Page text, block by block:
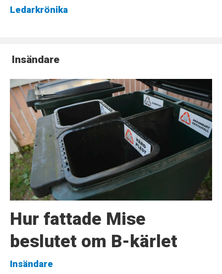
Ledarkrönika
Insändare
Hur fattade Mise
beslutet om B-kärlet
Insändare